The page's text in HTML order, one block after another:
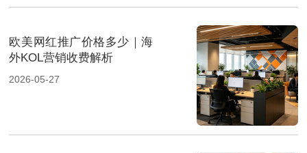
欧美网红推广价格多少｜海
外KOL营销收费解析
2026-05-27